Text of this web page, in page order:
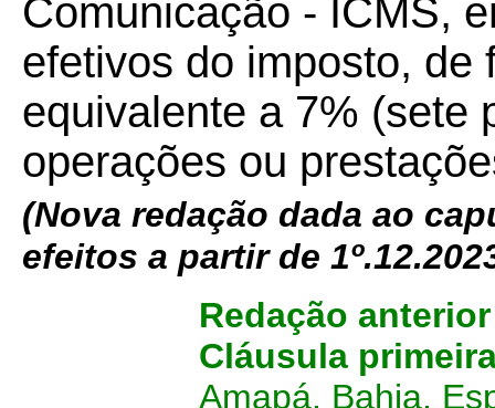
Comunicação - ICMS,
efetivos do imposto, de
equivalente a 7% (sete
operações ou
(Nova redação dada ao
efeitos a partir de
Redação
Cláusula
Amapá, Bahia,